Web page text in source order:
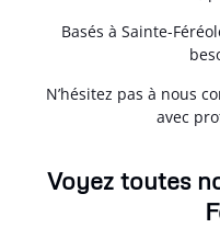
Basés à Sainte-
N’hésitez pas à nous
avec
Voyez toutes